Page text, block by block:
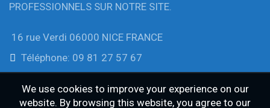
PROFESSIONNELS SUR NOTRE SITE.
16 rue Verdi 06000 NICE FRANCE
Téléphone: 09 81 27 57 67
We use cookies to improve your experience on our
website. By browsing this website, you agree to our